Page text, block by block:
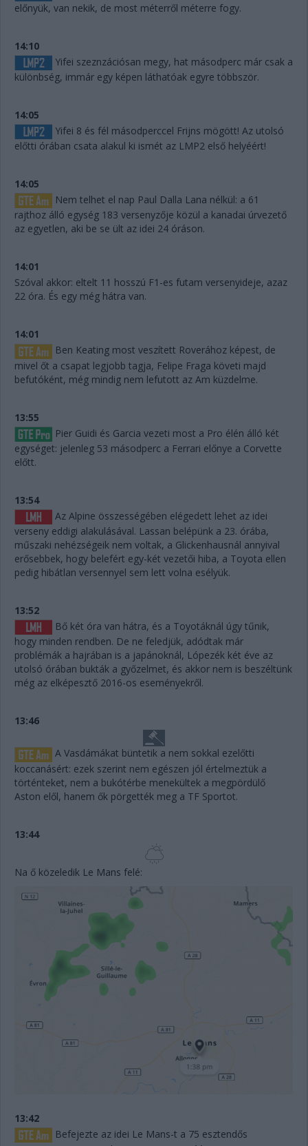
előnyük, van nekik, de most méterről méterre fogy.
14:10
Yifei szeznzációsan megy, hat másodperc már csak a
különbség, immár egy képen láthatóak egyre többször.
14:05
Yifei 8 és fél másodperccel Frijns mögött! Az utolsó
előtti órában csata alakul ki ismét az LMP2 első helyéért!
14:05
Nem telhet el nap Paul Dalla Lana nélkül: a 61
rajthoz álló egység 183 versenyzője közül a kanadai úrvezető
az egyetlen, aki be se ült az idei 24 óráson.
14:01
Szóval akkor: eltelt 11 hosszú F1-es futam versenyideje, azaz
22 óra. És egy még hátra van.
14:01
Ben Keating most veszített Roverához képest, de
mivel őt a csapat legjobb tagja, Felipe Fraga követi majd
befutóként, még mindig nem lefutott az Am küzdelme.
13:55
Pier Guidi és Garcia vezeti most a Pro élén álló két
egységet: jelenleg 53 másodperc a Ferrari előnye a Corvette
előtt.
13:54
Az Alpine összességében elégedett lehet az idei
verseny eddigi alakulásával. Lassan belépünk a 23. órába,
műszaki nehézségeik nem voltak, a Glickenhausnál annyival
erősebbek, hogy belefért egy-két vezetői hiba, a Toyota ellen
pedig hibátlan versennyel sem lett volna esélyük.
13:52
Bő két óra van hátra, és a Toyotáknál úgy tűnik,
hogy minden rendben. De ne feledjük, adódtak már
problémák a hajrában is a japánoknál, Lópezék két éve az
utolsó órában bukták a győzelmet, és akkor nem is beszéltünk
még az elképesztő 2016-os eseményekről.
13:46
A Vasdámákat büntetik a nem sokkal ezelőtti
koccanásért: ezek szerint nem egészen jól értelmeztük a
történteket, nem a bukótérbe menekültek a megpördülő
Aston elől, hanem ők pörgették meg a TF Sportot.
13:44
Na ő közeledik Le Mans felé:
13:42
Befejezte az idei Le Mans-t a 75 esztendős